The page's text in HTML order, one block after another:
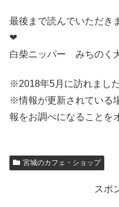
最後まで読んでいただき
❤︎
白柴ニッパー みちのく
※2018年5月に訪れました
※情報が更新されている
報をお調べになることを
宮城のカフェ・ショップ
スポ